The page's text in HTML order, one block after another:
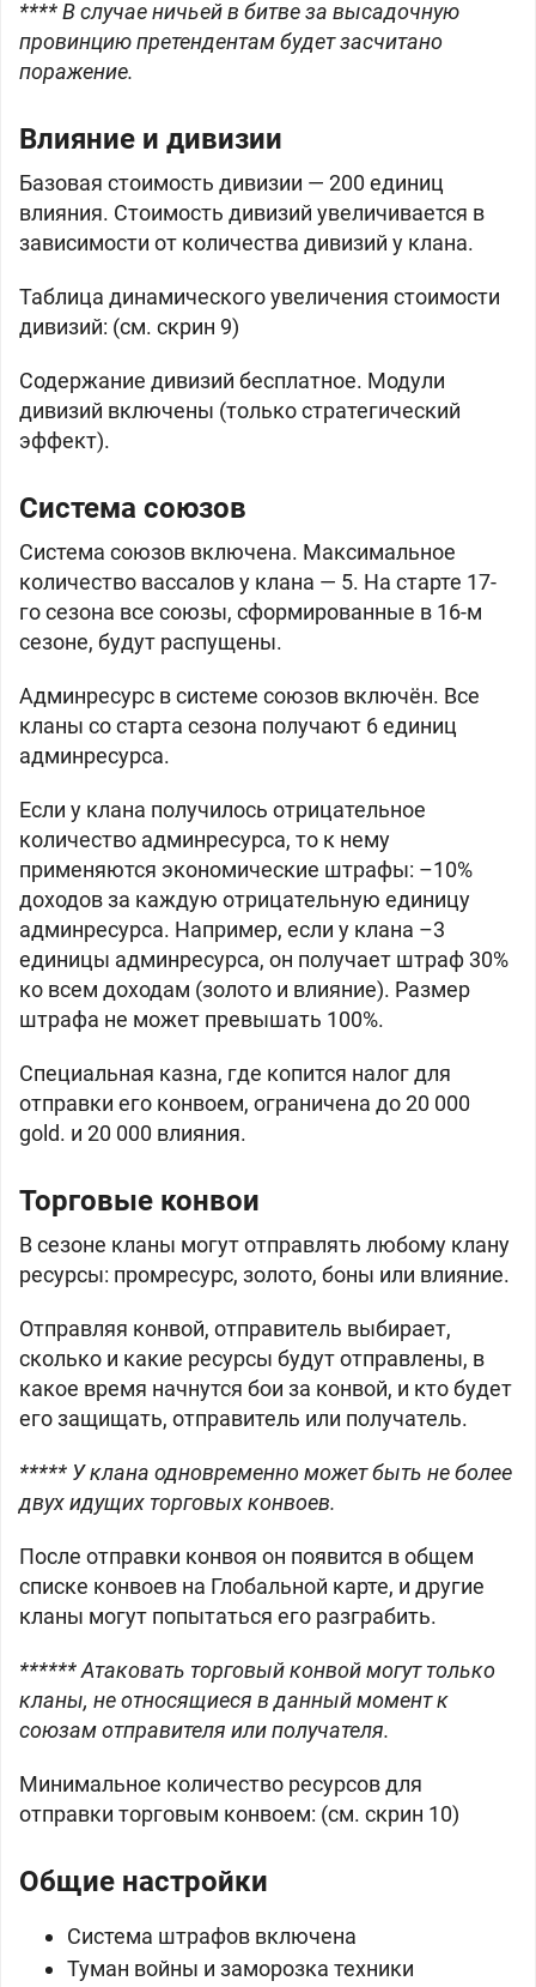
**** В случае ничьей в битве за высадочную
провинцию претендентам будет засчитано
поражение.
Влияние и дивизии
Базовая стоимость дивизии — 200 единиц
влияния. Стоимость дивизий увеличивается в
зависимости от количества дивизий у клана.
Таблица динамического увеличения стоимости
дивизий: (см. скрин 9)
Содержание дивизий бесплатное. Модули
дивизий включены (только стратегический
эффект).
Система союзов
Система союзов включена. Максимальное
количество вассалов у клана — 5. На старте 17-
го сезона все союзы, сформированные в 16-м
сезоне, будут распущены.
Админресурс в системе союзов включён. Все
кланы со старта сезона получают 6 единиц
админресурса.
Если у клана получилось отрицательное
количество админресурса, то к нему
применяются экономические штрафы: –10%
доходов за каждую отрицательную единицу
админресурса. Например, если у клана –3
единицы админресурса, он получает штраф 30%
ко всем доходам (золото и влияние). Размер
штрафа не может превышать 100%.
Специальная казна, где копится налог для
отправки его конвоем, ограничена до20 000
gold. и 20 000 влияния.
Торговые конвои
В сезоне кланы могут отправлять любому клану
ресурсы: промресурс, золото, боны или влияние.
Отправляя конвой, отправитель выбирает,
сколько и какие ресурсы будут отправлены, в
какое время начнутся бои за конвой, и кто будет
его защищать, отправитель или получатель.
***** У клана одновременно может быть не более
двух идущих торговых конвоев.
После отправки конвоя он появится в общем
списке конвоев на Глобальной карте, и другие
кланы могут попытаться его разграбить.
****** Атаковать торговый конвой могут только
кланы, не относящиеся в данный момент к
союзам отправителя или получателя.
Минимальное количество ресурсов для
отправки торговым конвоем: (см. скрин 10)
Общие настройки
Система штрафов включена
Туман войны и заморозка техники